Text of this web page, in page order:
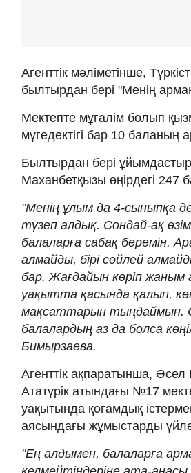
Агенттік мәліметінше,
былтырдан бері "Менің
Мектепте мұғалім болып
мүгедектігі бар 10
Былтырдан бері
Маханбетқызы өңірдегі 247
"Менің ұлым да 4-сыныпқа
түзеп алдық. Сондай-ақ
балаларға сабақ беремін.
алмайды, бірі сөйлей
бар. Жағдайын көріп
уақытта қасында қалып,
мақсаттарын тыңдаймын.
балалардың аз да болса
Бимырзаева.
Агенттік ақпаратынша,
Ататүрік атындағы №17
уақытында қоғамдық
аясындағы жұмыстарды
"Ең алдымен, балаларға